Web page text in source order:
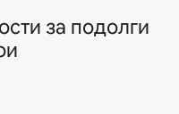
за подолги